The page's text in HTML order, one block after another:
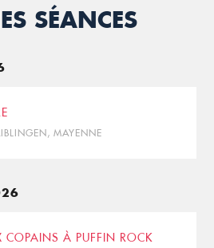
SÉANCES
MAYENNE
COPAINS À PUFFIN ROCK